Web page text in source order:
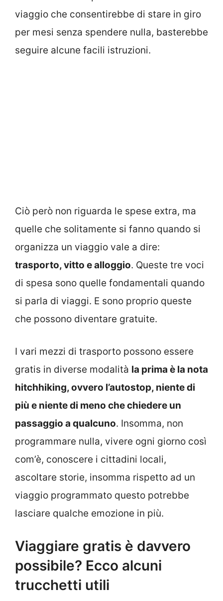
viaggio che consentirebbe di stare in giro
per mesi senza spendere nulla, basterebbe
seguire alcune facili istruzioni.
Ciò però non riguarda le spese extra, ma
quelle che solitamente si fanno quando si
organizza un viaggio vale a dire:
trasporto, vitto e alloggio. Queste tre voci
di spesa sono quelle fondamentali quando
si parla di viaggi. E sono proprio queste
che possono diventare gratuite.
I vari mezzi di trasporto possono essere
gratis in diverse modalità la prima è la nota
hitchhiking, ovvero l’autostop, niente di
più e niente di meno che chiedere un
passaggio a qualcuno. Insomma, non
programmare nulla, vivere ogni giorno così
com’è, conoscere i cittadini locali,
ascoltare storie, insomma rispetto ad un
viaggio programmato questo potrebbe
lasciare qualche emozione in più.
Viaggiare gratis è davvero
possibile? Ecco alcuni
trucchetti utili